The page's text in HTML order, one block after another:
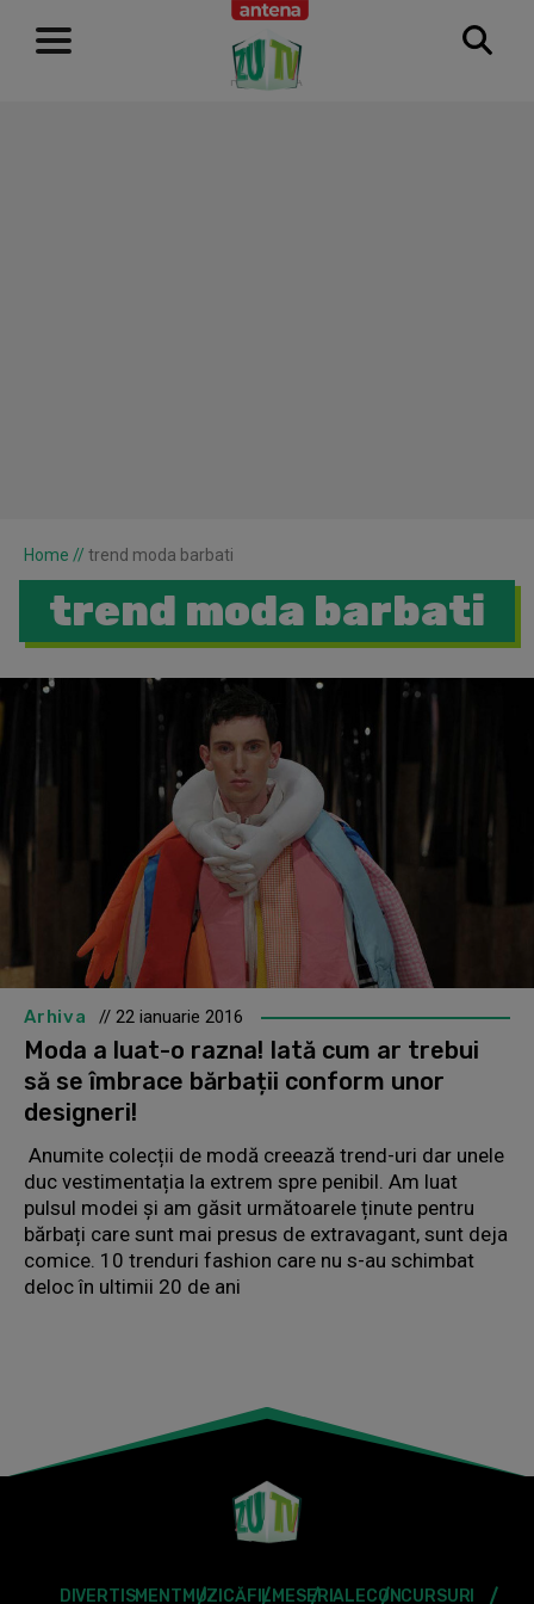
RECLAMĂ
Home // trend moda barbati
trend moda barbati
Arhiva // 22 ianuarie 2016
Moda a luat-o razna! Iată cum ar trebui
să se îmbrace bărbații conform unor
designeri!
Anumite colecții de modă creează trend-uri dar unele
duc vestimentația la extrem spre penibil. Am luat
pulsul modei și am găsit următoarele ținute pentru
bărbați care sunt mai presus de extravagant, sunt deja
comice. 10 trenduri fashion care nu s-au schimbat
deloc în ultimii 20 de ani
DIVERTISMENT MUZICĂFILMESERIALECONCURSURI